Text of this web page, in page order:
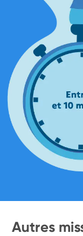
Autres